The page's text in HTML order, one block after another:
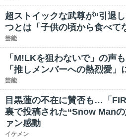
超ストイックな武尊が“引退
つとは「子供の頃から食べて
芸能
「M!LKを狙わないで」の声
「推しメンバーへの熱烈愛
芸能
目黒蓮の不在に賛否も…「
裏で投稿された“Snow Man
ァン感動
イケメン